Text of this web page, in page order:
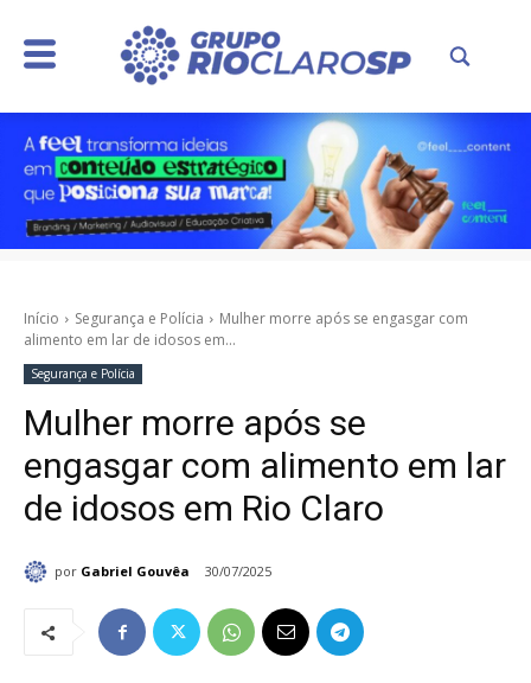
Início Segurança e Polícia
Mulher morre após se engasgar com
alimento em lar de idosos em...
Segurança e Polícia
Mulher morre após se
engasgar com alimento em lar
de idosos em Rio Claro
por Gabriel Gouvêa 30/07/2025